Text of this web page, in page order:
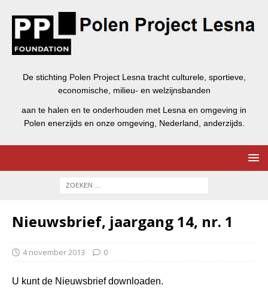
De stichting Polen Project Lesna tracht culturele, sportieve,
economische, milieu- en welzijnsbanden
aan te halen en te onderhouden met Lesna en omgeving in
Polen enerzijds en onze omgeving, Nederland, anderzijds.
Nieuwsbrief, jaargang 14, nr. 1
4 november 2013 0
U kunt de Nieuwsbrief downloaden.